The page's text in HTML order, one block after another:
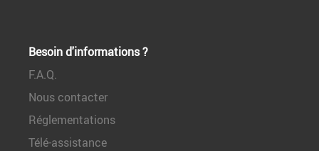
Besoin d'informations ?
F.A.Q.
Nous contacter
Réglementations
Télé-assistance